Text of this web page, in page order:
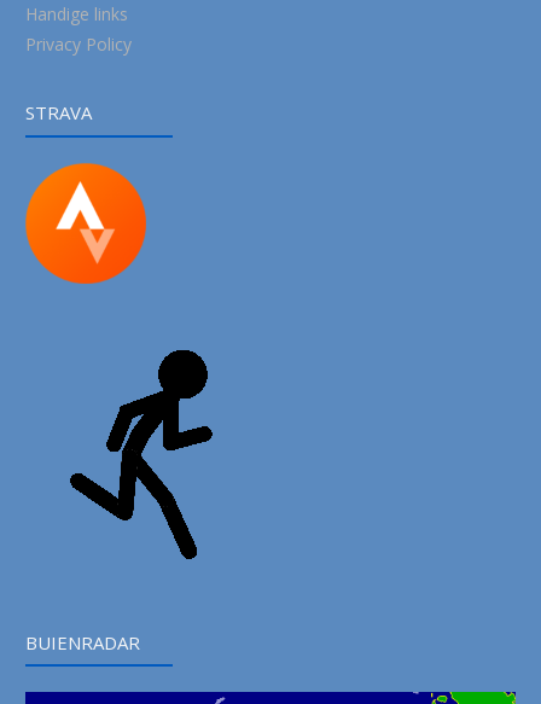
Handige links
Privacy Policy
STRAVA
BUIENRADAR